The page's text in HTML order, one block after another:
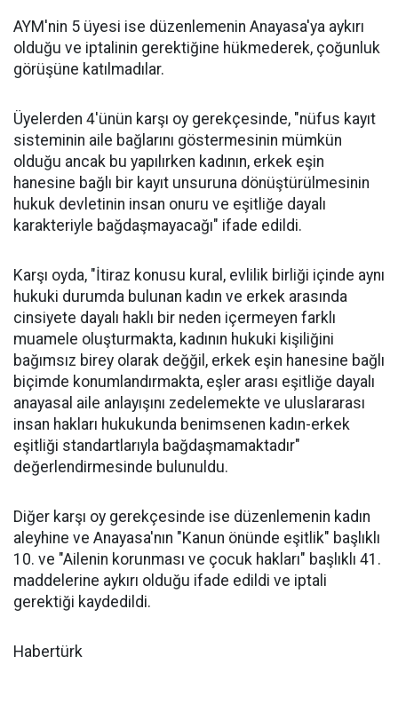
AYM'nin 5 üyesi ise düzenlemenin Anayasa'ya aykırı
olduğu ve iptalinin gerektiğine hükmederek, çoğunluk
görüşüne katılmadılar.
Üyelerden 4'ünün karşı oy gerekçesinde, "nüfus kayıt
sisteminin aile bağlarını göstermesinin mümkün
olduğu ancak bu yapılırken kadının, erkek eşin
hanesine bağlı bir kayıt unsuruna dönüştürülmesinin
hukuk devletinin insan onuru ve eşitliğe dayalı
karakteriyle bağdaşmayacağı" ifade edildi.
Karşı oyda, "İtiraz konusu kural, evlilik birliği içinde aynı
hukuki durumda bulunan kadın ve erkek arasında
cinsiyete dayalı haklı bir neden içermeyen farklı
muamele oluşturmakta, kadının hukuki kişiliğini
bağımsız birey olarak değğil, erkek eşin hanesine bağlı
biçimde konumlandırmakta, eşler arası eşitliğe dayalı
anayasal aile anlayışını zedelemekte ve uluslararası
insan hakları hukukunda benimsenen kadın-erkek
eşitliği standartlarıyla bağdaşmamaktadır"
değerlendirmesinde bulunuldu.
Diğer karşı oy gerekçesinde ise düzenlemenin kadın
aleyhine ve Anayasa'nın "Kanun önünde eşitlik" başlıklı
10. ve "Ailenin korunması ve çocuk hakları" başlıklı 41.
maddelerine aykırı olduğu ifade edildi ve iptali
gerektiği kaydedildi.
Habertürk